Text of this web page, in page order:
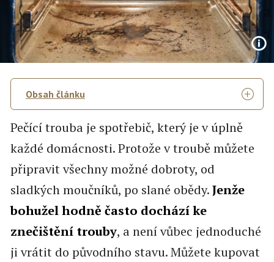
Obsah článku
Pečící trouba je spotřebič, který je v úplně
každé domácnosti. Protože v troubě můžete
připravit všechny možné dobroty, od
sladkých moučníků, po slané obědy.Jenže
bohužel hodně často dochází ke
znečištění trouby, a není vůbec jednoduché
ji vrátit do původního stavu. Můžete kupovat